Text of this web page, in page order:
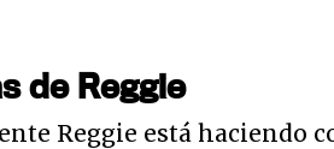
de Reggie
Reggie está haciendo